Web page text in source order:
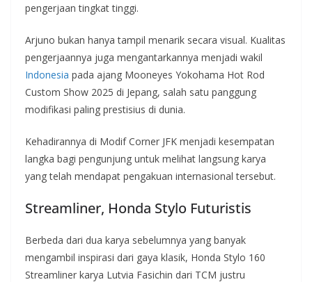
pengerjaan tingkat tinggi.
Arjuno bukan hanya tampil menarik secara visual. Kualitas
pengerjaannya juga mengantarkannya menjadi wakil
Indonesia pada ajang Mooneyes Yokohama Hot Rod
Custom Show 2025 di Jepang, salah satu panggung
modifikasi paling prestisius di dunia.
Kehadirannya di Modif Corner JFK menjadi kesempatan
langka bagi pengunjung untuk melihat langsung karya
yang telah mendapat pengakuan internasional tersebut.
Streamliner, Honda Stylo Futuristis
Berbeda dari dua karya sebelumnya yang banyak
mengambil inspirasi dari gaya klasik, Honda Stylo 160
Streamliner karya Lutvia Fasichin dari TCM justru